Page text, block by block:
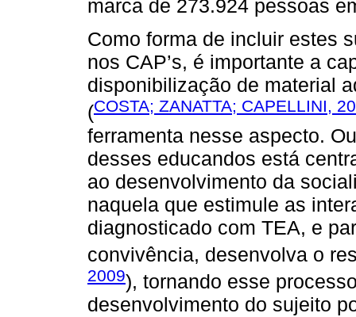
marca de 273.924 pessoas
Como forma de incluir estes
nos CAP’s, é importante a
disponibilização de material
(COSTA; ZANATTA; CAPELLINI,
ferramenta nesse aspecto.
desses educandos está
ao desenvolvimento da
naquela que estimule as
diagnosticado com TEA, e
convivência, desenvolva o
2009), tornando esse
desenvolvimento do sujeito